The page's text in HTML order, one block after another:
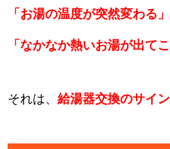
「お湯の温度が突然変わる」
「なかなか熱いお湯が出てこ
それは、給湯器交換のサイン